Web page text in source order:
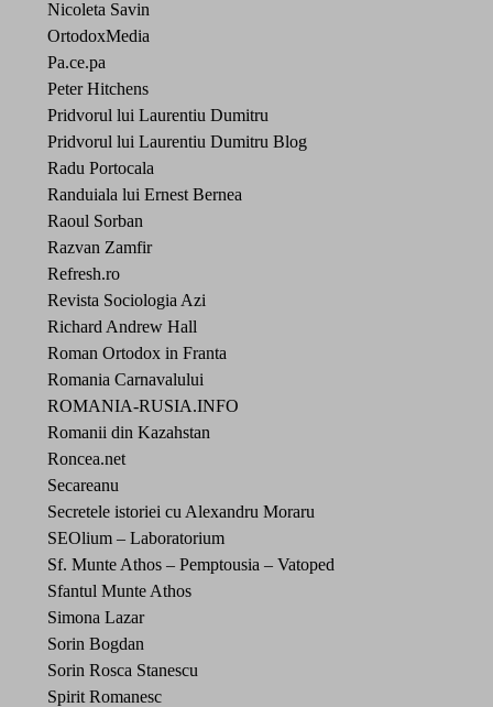
Nicoleta Savin
OrtodoxMedia
Pa.ce.pa
Peter Hitchens
Pridvorul lui Laurentiu Dumitru
Pridvorul lui Laurentiu Dumitru Blog
Radu Portocala
Randuiala lui Ernest Bernea
Raoul Sorban
Razvan Zamfir
Refresh.ro
Revista Sociologia Azi
Richard Andrew Hall
Roman Ortodox in Franta
Romania Carnavalului
ROMANIA-RUSIA.INFO
Romanii din Kazahstan
Roncea.net
Secareanu
Secretele istoriei cu Alexandru Moraru
SEOlium – Laboratorium
Sf. Munte Athos – Pemptousia – Vatoped
Sfantul Munte Athos
Simona Lazar
Sorin Bogdan
Sorin Rosca Stanescu
Spirit Romanesc